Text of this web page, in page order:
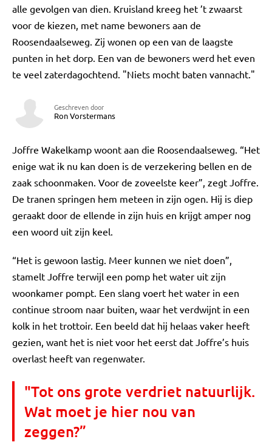
alle gevolgen van dien. Kruisland kreeg het ’t zwaarst
voor de kiezen, met name bewoners aan de
Roosendaalseweg. Zij wonen op een van de laagste
punten in het dorp. Een van de bewoners werd het even
te veel zaterdagochtend. "Niets mocht baten vannacht."
Geschreven door
Ron Vorstermans
Joffre Wakelkamp woont aan die Roosendaalseweg. “Het
enige wat ik nu kan doen is de verzekering bellen en de
zaak schoonmaken. Voor de zoveelste keer”, zegt Joffre.
De tranen springen hem meteen in zijn ogen. Hij is diep
geraakt door de ellende in zijn huis en krijgt amper nog
een woord uit zijn keel.
“Het is gewoon lastig. Meer kunnen we niet doen”,
stamelt Joffre terwijl een pomp het water uit zijn
woonkamer pompt. Een slang voert het water in een
continue stroom naar buiten, waar het verdwijnt in een
kolk in het trottoir. Een beeld dat hij helaas vaker heeft
gezien, want het is niet voor het eerst dat Joffre’s huis
overlast heeft van regenwater.
"Tot ons grote verdriet natuurlijk.
Wat moet je hier nou van
zeggen?”